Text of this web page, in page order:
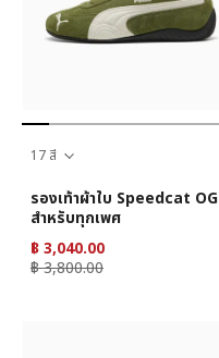
17 สี
รองเท้าผ้าใบ Speedcat OG
สำหรับทุกเพศ
฿ 3,040.00
฿ 3,800.00